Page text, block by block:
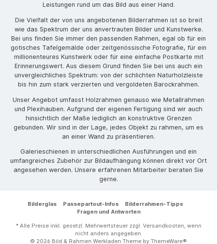
Leistungen rund um das Bild aus einer Hand.
Die Vielfalt der von uns angebotenen Bilderrahmen ist so breit
wie das Spektrum der uns anvertrauten Bilder und Kunstwerke.
Bei uns finden Sie immer den passenden Rahmen, egal ob für ein
gotisches Tafelgemälde oder zeitgenössische Fotografie, für ein
millionenteures Kunstwerk oder für eine einfache Postkarte mit
Erinnerungswert. Aus diesem Grund finden Sie bei uns auch ein
unvergleichliches Spektrum: von der schlichten Naturholzleiste
bis hin zum stark verzierten und vergoldeten Barockrahmen.
Unser Angebot umfasst Holzrahmen genauso wie Metallrahmen
und Plexihauben. Aufgrund der eigenen Fertigung sind wir auch
hinsichtlich der Maße lediglich an konstruktive Grenzen
gebunden. Wir sind in der Lage, jedes Objekt zu rahmen, um es
an einer Wand zu präsentieren.
Galerieschienen in unterschiedlichen Ausführungen und ein
umfangreiches Zubehör zur Bildaufhängung können direkt vor Ort
angesehen werden. Unsere erfahrenen Mitarbeiter beraten Sie
gerne.
Bilderglas Passepartout-Infos
Bilderrahmen-Tipps
Fragen und Antworten
* Alle Preise inkl. gesetzl. Mehrwertsteuer zzgl. Versandkosten, wenn
nicht anders angegeben.
© 2026 Bild & Rahmen Werkladen Theme by ThemeWare®